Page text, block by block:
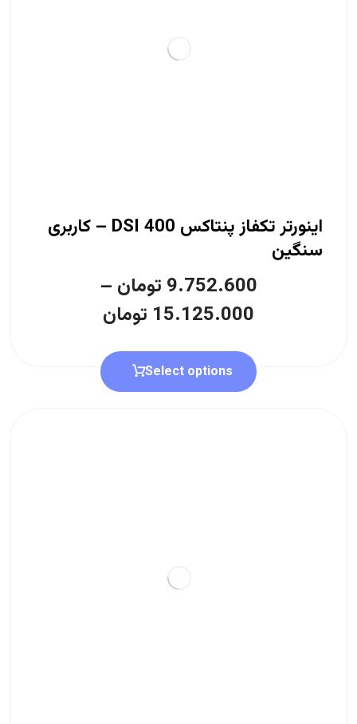
اینورتر تکفاز پنتاکس DSI 400 – کاربری
سنگین
9.752.600 تومان –
15.125.000 تومان
Select options